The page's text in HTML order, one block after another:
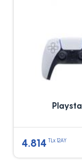
4.814 TLx 12AY